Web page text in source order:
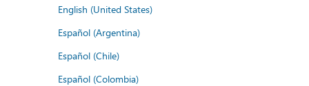
English (United States)
Español (Argentina)
Español (Chile)
Español (Colombia)